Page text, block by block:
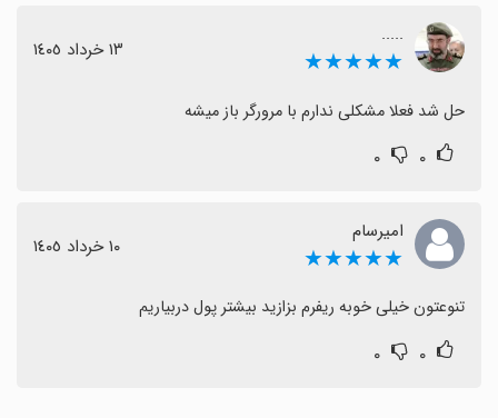
.....
★★★★★ ١٣ خرداد ١٤٠٥
حل شد فعلا مشکلی ندارم با مرورگر باز میشه
۰ ۰
امیرسام
★★★★★ ١٠ خرداد ١٤٠٥
تنوعتون خیلی خوبه ریفرم بزازید بیشتر پول دربیاریم
۰ ۰